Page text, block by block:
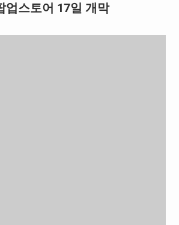
업스토어 17일 개막